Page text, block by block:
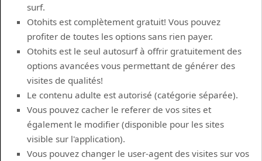
surf.
Otohits est complètement gratuit! Vous pouvez
profiter de toutes les options sans rien payer.
Otohits est le seul autosurf à offrir gratuitement des
options avancées vous permettant de générer des
visites de qualités!
Le contenu adulte est autorisé (catégorie séparée).
Vous pouvez cacher le referer de vos sites et
également le modifier (disponible pour les sites
visible sur l'application).
Vous pouvez changer le user-agent des visites sur vos